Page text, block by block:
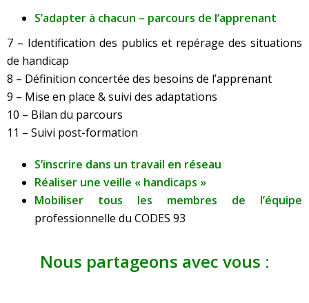
S’adapter à chacun – parcours de l’apprenant
7 – Identification des publics et repérage des situations
de handicap
8 – Définition concertée des besoins de l’apprenant
9 – Mise en place & suivi des adaptations
10 – Bilan du parcours
11 – Suivi post-formation
S’inscrire dans un travail en réseau
Réaliser une veille « handicaps »
Mobiliser tous les membres de l’équipe
professionnelle du CODES 93
Nous partageons avec vous :